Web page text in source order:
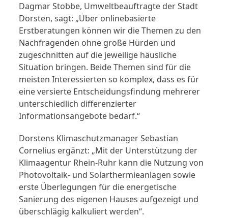
Dagmar Stobbe, Umweltbeauftragte der Stadt
Dorsten, sagt: „Über onlinebasierte
Erstberatungen können wir die Themen zu den
Nachfragenden ohne große Hürden und
zugeschnitten auf die jeweilige häusliche
Situation bringen. Beide Themen sind für die
meisten Interessierten so komplex, dass es für
eine versierte Entscheidungsfindung mehrerer
unterschiedlich differenzierter
Informationsangebote bedarf.“
Dorstens Klimaschutzmanager Sebastian
Cornelius ergänzt: „Mit der Unterstützung der
Klimaagentur Rhein-Ruhr kann die Nutzung von
Photovoltaik- und Solarthermieanlagen sowie
erste Überlegungen für die energetische
Sanierung des eigenen Hauses aufgezeigt und
überschlägig kalkuliert werden“.